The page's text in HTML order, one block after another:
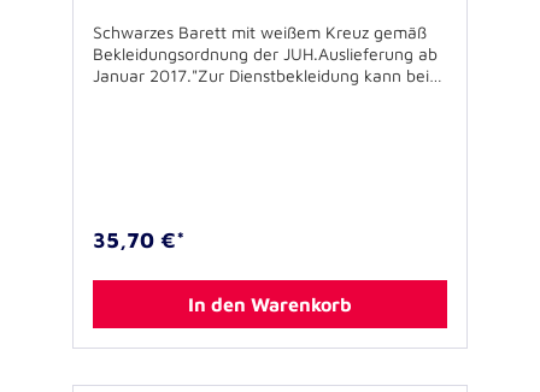
Schwarzes Barett mit weißem Kreuz gemäß
Bekleidungsordnung der JUH.Auslieferung ab
Januar 2017."Zur Dienstbekleidung kann bei
35,70 €*
In den Warenkorb